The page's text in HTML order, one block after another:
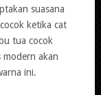
suasana
ketika cat
tua cocok
akan
ini.